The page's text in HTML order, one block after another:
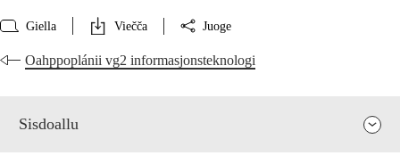
Giella Viečča Juoge
Oahppoplánii vg2 informasjonsteknologi
Sisdoallu